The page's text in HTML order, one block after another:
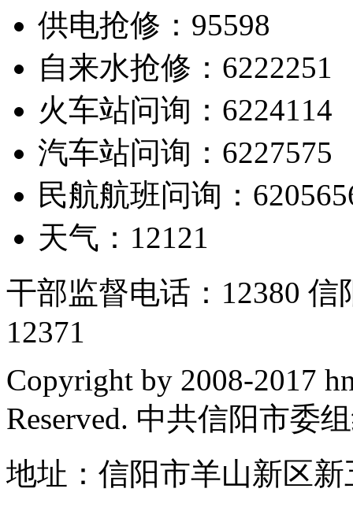
供电抢修：95598
自来水抢修：6222251
火车站问询：6224114
汽车站问询：6227575
民航航班问询：
天气：12121
干部监督电话：12380
12371
Copyright by 2008-2017
Reserved. 中共信阳市委
地址：信阳市羊山新区